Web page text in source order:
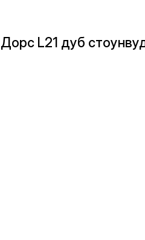
них всё. Расскажите о вашей
L21 дуб